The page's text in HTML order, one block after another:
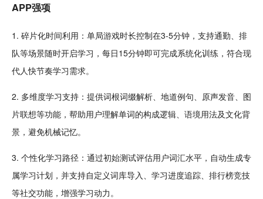
APP强项
1. 碎片化时间利用：单局游戏时长控制在3-5分钟，支持通勤 、排
队等场景随时开启学习，每日15分钟即可完成系统化训练，符合现
代人快节奏学习需求。
2. 多维度学习支持：提供词根词缀解析、地道例句、原声发音、图
片联想等功能，帮助用户理解单词的构成逻辑 、语境用法及文化背
景，避免机械记忆。
3. 个性化学习路径：通过初始测试评估用户词汇水平，自动生成专
属学习计划，并支持自定义词库导入、学习进度追踪、排行榜竞技
等社交功能，增强学习动力。